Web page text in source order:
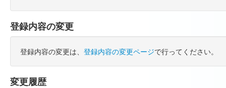
登録内容の変更
登録内容の変更は、 登録内容の変更ページで行ってください。
変更履歴